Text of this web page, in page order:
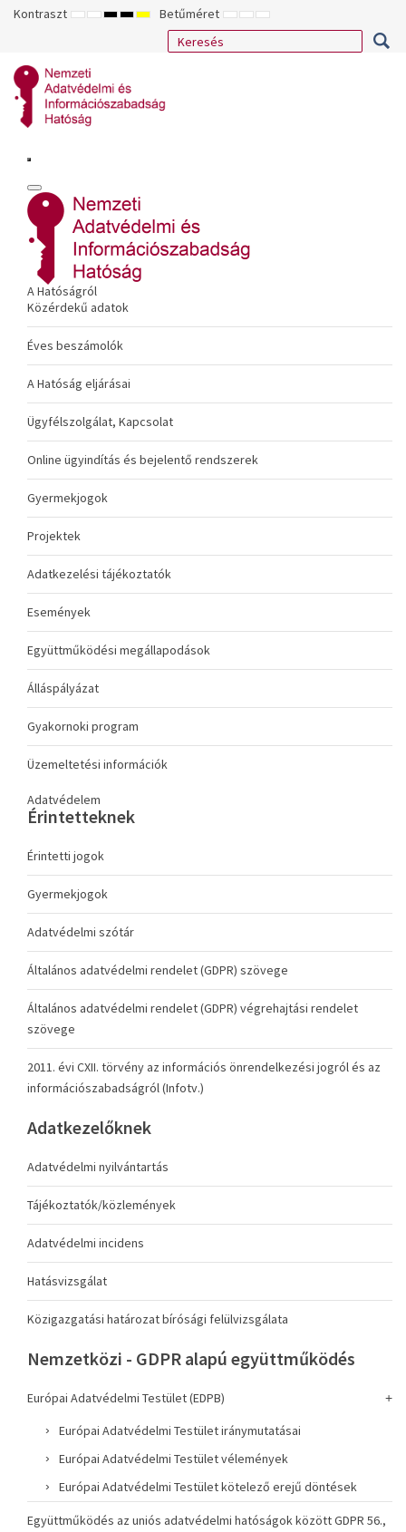
Kontraszt ALAPÉRTELMEZETT
ÉJSZAKAI
NAGY
KONTRASZTÚ
NAGY
KONTRASZTÚ
NAGY
KONTRASZTÚ
SÁRGA
FEKETE
Betűméret KISEBB
BETŰTÍPUS
ALAPÉRTELMEZETT
BETŰMÉRET
NAGYOBB
BETŰMÉRET
A Hatóságról
Közérdekű adatok
Éves beszámolók
A Hatóság eljárásai
Ügyfélszolgálat, Kapcsolat
Online ügyindítás és bejelentő rendszerek
Gyermekjogok
Projektek
Adatkezelési tájékoztatók
Események
Együttműködési megállapodások
Álláspályázat
Gyakornoki program
Üzemeltetési információk
Adatvédelem
Érintetteknek
Érintetti jogok
Gyermekjogok
Adatvédelmi szótár
Általános adatvédelmi rendelet (GDPR) szövege
Általános adatvédelmi rendelet (GDPR) végrehajtási rendelet
szövege
2011. évi CXII. törvény az információs önrendelkezési jogról és az
információszabadságról (Infotv.)
Adatkezelőknek
Adatvédelmi nyilvántartás
Tájékoztatók/közlemények
Adatvédelmi incidens
Hatásvizsgálat
Közigazgatási határozat bírósági felülvizsgálata
Nemzetközi - GDPR alapú együttműködés
Európai Adatvédelmi Testület (EDPB)
Európai Adatvédelmi Testület iránymutatásai
Európai Adatvédelmi Testület vélemények
Európai Adatvédelmi Testület kötelező erejű döntések
Együttműködés az uniós adatvédelmi hatóságok között GDPR 56.,